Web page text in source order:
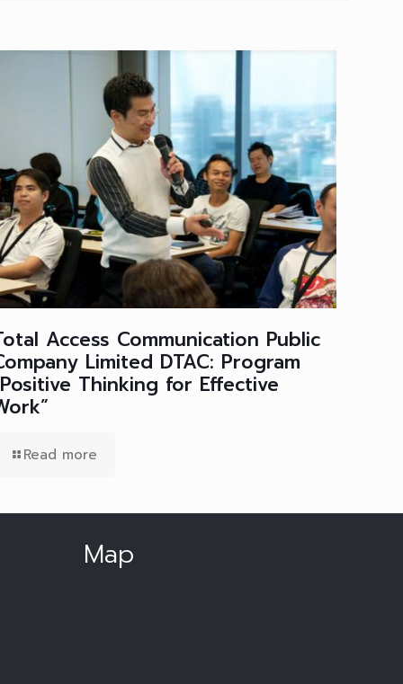
Access Communication Public
Limited DTAC: Program
Thinking for Effective
Read more
Map